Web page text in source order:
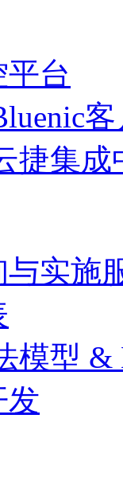
台
捷集成
实施
模型 &
发